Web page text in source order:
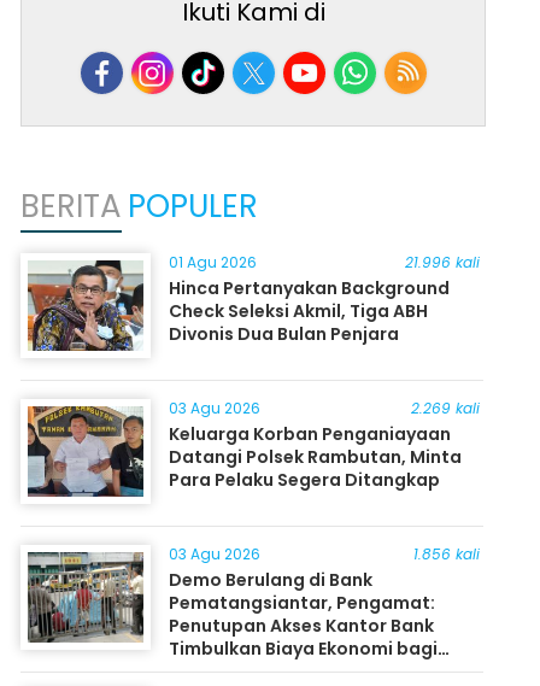
Ikuti Kami di
BERITA POPULER
01 Agu 2026 21.996 kali
Hinca Pertanyakan Background
Check Seleksi Akmil, Tiga ABH
Divonis Dua Bulan Penjara
03 Agu 2026 2.269 kali
Keluarga Korban Penganiayaan
Datangi Polsek Rambutan, Minta
Para Pelaku Segera Ditangkap
03 Agu 2026 1.856 kali
Demo Berulang di Bank
Pematangsiantar, Pengamat:
Penutupan Akses Kantor Bank
Timbulkan Biaya Ekonomi bagi
Masyarakat